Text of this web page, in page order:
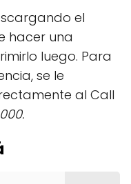
el
hacer una
luego. Para
se le
al Call